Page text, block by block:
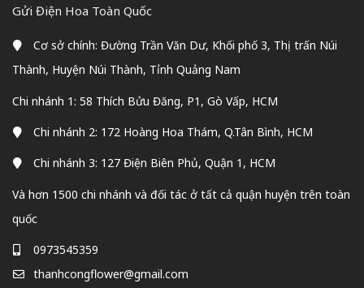
Gửi Điện Hoa Toàn Quốc
Cơ sở chính: Đường Trần Văn Dư, Khối phố 3, Thị trấn Núi
Thành, Huyện Núi Thành, Tỉnh Quảng Nam
Chi nhánh 1: 58 Thích Bửu Đăng, P1, Gò Vấp, HCM
Chi nhánh 2: 172 Hoàng Hoa Thám, Q.Tân Bình, HCM
Chi nhánh 3: 127 Điện Biên Phủ, Quận 1, HCM
Và hơn 1500 chi nhánh và đối tác ở tất cả quận huyện trên toàn
quốc
0973545359
thanhcongflower@gmail.com